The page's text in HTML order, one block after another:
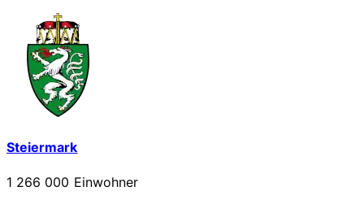
Steiermark
1 266 000 Einwohner